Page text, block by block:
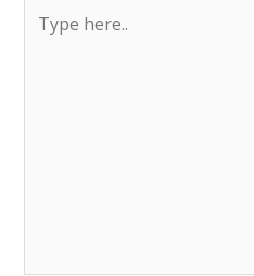
here..